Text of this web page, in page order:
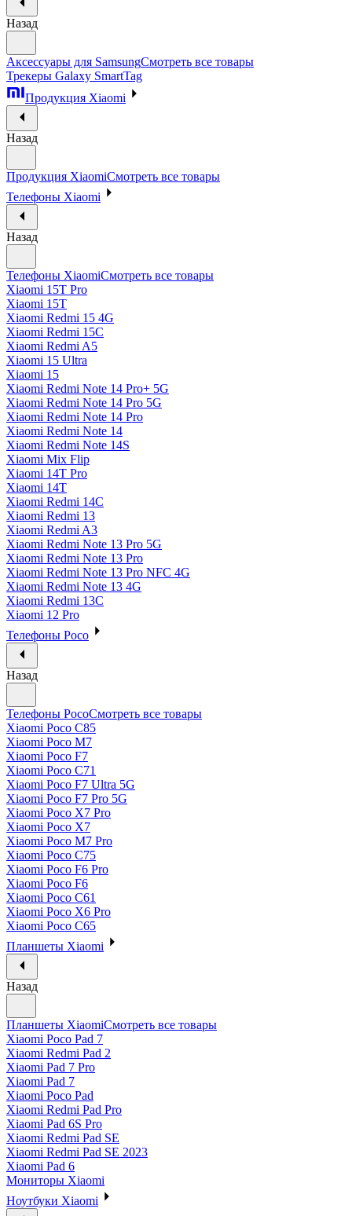
Назад
Аксессуары для SamsungСмотреть все товары
Трекеры Galaxy SmartTag
Продукция Xiaomi
Назад
Продукция XiaomiСмотреть все товары
Телефоны Xiaomi
Назад
Телефоны XiaomiСмотреть все товары
Xiaomi 15T Pro
Xiaomi 15T
Xiaomi Redmi 15 4G
Xiaomi Redmi 15C
Xiaomi Redmi A5
Xiaomi 15 Ultra
Xiaomi 15
Xiaomi Redmi Note 14 Pro+ 5G
Xiaomi Redmi Note 14 Pro 5G
Xiaomi Redmi Note 14 Pro
Xiaomi Redmi Note 14
Xiaomi Redmi Note 14S
Xiaomi Mix Flip
Xiaomi 14T Pro
Xiaomi 14T
Xiaomi Redmi 14C
Xiaomi Redmi 13
Xiaomi Redmi A3
Xiaomi Redmi Note 13 Pro 5G
Xiaomi Redmi Note 13 Pro
Xiaomi Redmi Note 13 Pro NFC 4G
Xiaomi Redmi Note 13 4G
Xiaomi Redmi 13C
Xiaomi 12 Pro
Телефоны Poco
Назад
Телефоны PocoСмотреть все товары
Xiaomi Poco C85
Xiaomi Poco M7
Xiaomi Poco F7
Xiaomi Poco C71
Xiaomi Poco F7 Ultra 5G
Xiaomi Poco F7 Pro 5G
Xiaomi Poco X7 Pro
Xiaomi Poco X7
Xiaomi Poco M7 Pro
Xiaomi Poco C75
Xiaomi Poco F6 Pro
Xiaomi Poco F6
Xiaomi Poco C61
Xiaomi Poco X6 Pro
Xiaomi Poco C65
Планшеты Xiaomi
Назад
Планшеты XiaomiСмотреть все товары
Xiaomi Poco Pad 7
Xiaomi Redmi Pad 2
Xiaomi Pad 7 Pro
Xiaomi Pad 7
Xiaomi Poco Pad
Xiaomi Redmi Pad Pro
Xiaomi Pad 6S Pro
Xiaomi Redmi Pad SE
Xiaomi Redmi Pad SE 2023
Xiaomi Pad 6
Мониторы Xiaomi
Ноутбуки Xiaomi